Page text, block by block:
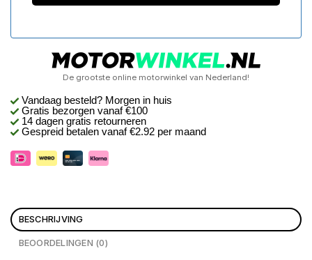
De grootste online motorwinkel van Nederland!
Vandaag besteld? Morgen in huis
Gratis bezorgen vanaf €100
14 dagen gratis retourneren
Gespreid betalen vanaf €2.92 per maand
BESCHRIJVING
BEOORDELINGEN (0)